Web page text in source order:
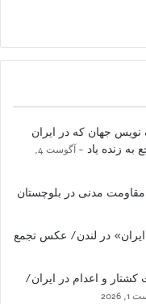
نویس جهان که در ایران
زنده یاد
آگوست 4,
مقاومت مدنی در بلوچستان
ایران» در لندن/ عکس تجمع
و اعدام در ایران/
2026